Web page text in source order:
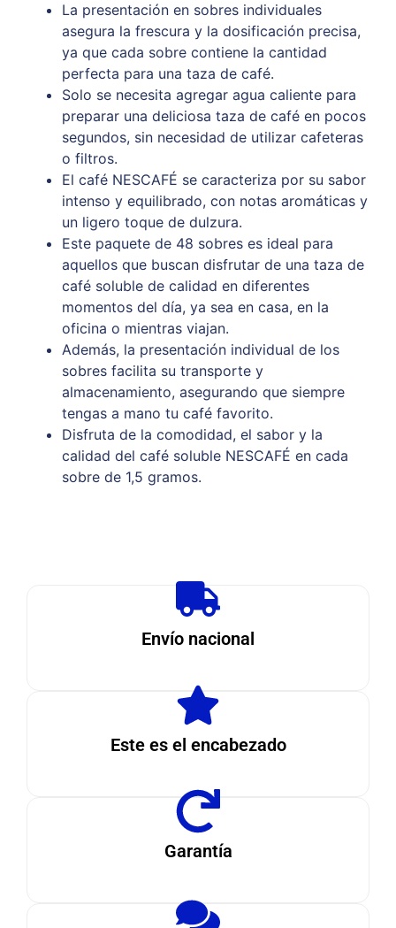
La presentación en sobres individuales
asegura la frescura y la dosificación precisa,
ya que cada sobre contiene la cantidad
perfecta para una taza de café.
Solo se necesita agregar agua caliente para
preparar una deliciosa taza de café en pocos
segundos, sin necesidad de utilizar cafeteras
o filtros.
El café NESCAFÉ se caracteriza por su sabor
intenso y equilibrado, con notas aromáticas y
un ligero toque de dulzura.
Este paquete de 48 sobres es ideal para
aquellos que buscan disfrutar de una taza de
café soluble de calidad en diferentes
momentos del día, ya sea en casa, en la
oficina o mientras viajan.
Además, la presentación individual de los
sobres facilita su transporte y
almacenamiento, asegurando que siempre
tengas a mano tu café favorito.
Disfruta de la comodidad, el sabor y la
calidad del café soluble NESCAFÉ en cada
sobre de 1,5 gramos.
Envío nacional
Este es el encabezado
Garantía